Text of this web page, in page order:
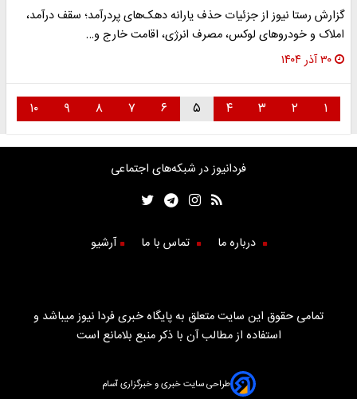
گزارش رستا نیوز از جزئیات حذف یارانه دهک‌های پردرآمد؛ سقف درآمد،
املاک و خودروهای لوکس، مصرف انرژی، اقامت خارج و…
۳۰ آذر ۱۴۰۴
۱ ۲ ۳ ۴ ۵ ۶ ۷ ۸ ۹ ۱۰
فردانیوز در شبکه‌های اجتماعی
درباره ما تماس با ما آرشیو
تمامی حقوق این سایت متعلق به پایگاه خبری فردا نیوز میباشد و
استفاده از مطالب آن با ذکر منبع بلامانع است
طراحی سایت خبری و خبرگزاری آسام